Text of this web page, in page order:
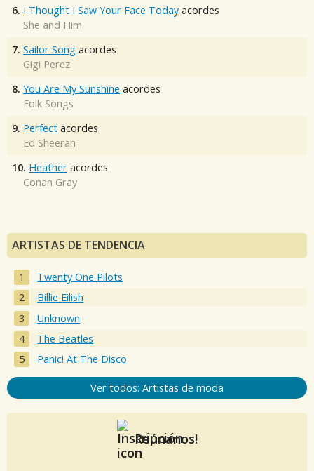
6. I Thought I Saw Your Face Today acordes
She and Him
7. Sailor Song acordes
Gigi Perez
8. You Are My Sunshine acordes
Folk Songs
9. Perfect acordes
Ed Sheeran
10. Heather acordes
Conan Gray
ARTISTAS DE TENDENCIA
Twenty One Pilots
Billie Eilish
Unknown
The Beatles
Panic! At The Disco
Ver todos: Artistas de moda
Reúnanos!